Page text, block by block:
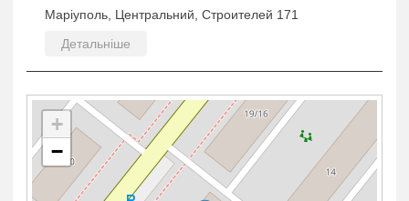
Маріуполь, Центральний, Строителей 171
Детальніше
+
−